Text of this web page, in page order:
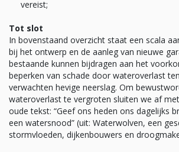
vereist;
Tot slot
In bovenstaand overzicht staat een scala
bij het ontwerp en de aanleg van nieuwe
bestaande kunnen bijdragen aan het
beperken van schade door wateroverlast
verwachten hevige neerslag. Om
wateroverlast te vergroten sluiten we af
oude tekst: “Geef ons heden ons dagelijks
een watersnood” (uit: Waterwolven, een
stormvloeden, dijkenbouwers en